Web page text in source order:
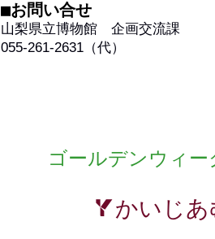
■お問い合せ
山梨県立博物館 企画交流課
055-261-2631（代）
ゴールデンウィ
かいじ